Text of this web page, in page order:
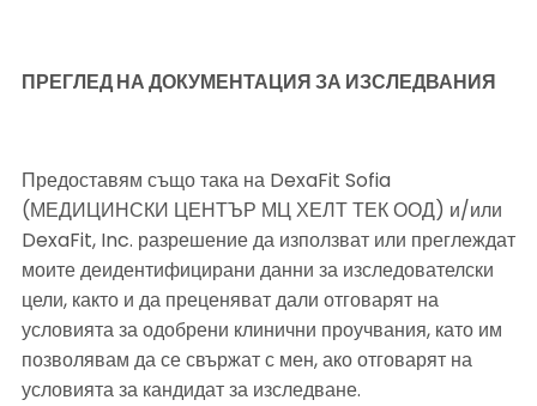
ПРЕГЛЕД НА ДОКУМЕНТАЦИЯ ЗА ИЗСЛЕДВАНИЯ
Предоставям също така на DexaFit Sofia
(МЕДИЦИНСКИ ЦЕНТЪР МЦ ХЕЛТ ТЕК ООД) и/или
DexaFit, Inc. разрешение да използват или преглеждат
моите деидентифицирани данни за изследователски
цели, както и да преценяват дали отговарят на
условията за одобрени клинични проучвания, като им
позволявам да се свържат с мен, ако отговарят на
условията за кандидат за изследване.